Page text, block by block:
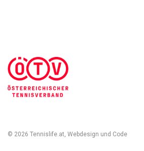
© 2026 Tennislife.at, Webdesign und Code